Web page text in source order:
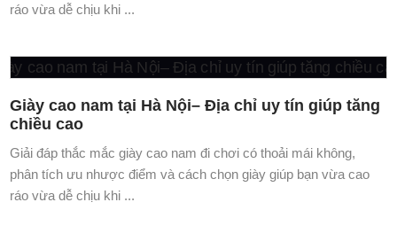
ráo vừa dễ chịu khi ...
Giày cao nam tại Hà Nội– Địa chỉ uy tín giúp tăng
chiều cao
Giải đáp thắc mắc giày cao nam đi chơi có thoải mái không,
phân tích ưu nhược điểm và cách chọn giày giúp bạn vừa cao
ráo vừa dễ chịu khi ...